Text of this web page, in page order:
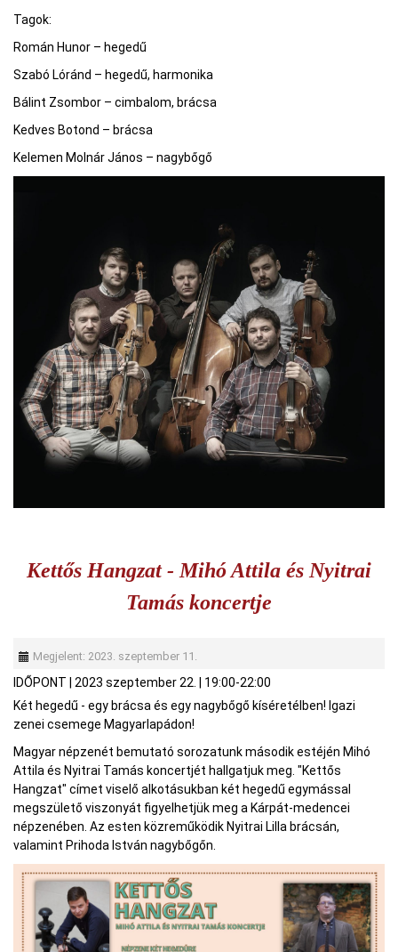
Tagok:
Román Hunor – hegedű
Szabó Lóránd – hegedű, harmonika
Bálint Zsombor – cimbalom, brácsa
Kedves Botond – brácsa
Kelemen Molnár János – nagybőgő
Kettős Hangzat - Mihó Attila és Nyitrai
Tamás koncertje
Megjelent: 2023. szeptember 11.
IDŐPONT 2023 szeptember 22.
19:00-22:00
Két hegedű - egy brácsa és egy nagybőgő kíséretélben! Igazi
zenei csemege Magyarlapádon!
Magyar népzenét bemutató sorozatunk második estéjén Mihó
Attila és Nyitrai Tamás koncertjét hallgatjuk meg. "Kettős
Hangzat" címet viselő alkotásukban két hegedű egymással
megszülető viszonyát figyelhetjük meg a Kárpát-medencei
népzenében. Az esten közreműködik Nyitrai Lilla brácsán,
valamint Prihoda István nagybőgőn.